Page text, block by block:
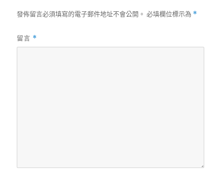
發佈留言必須填寫的電子郵件地址不會公開。 必填欄位標示為 *
留言 *